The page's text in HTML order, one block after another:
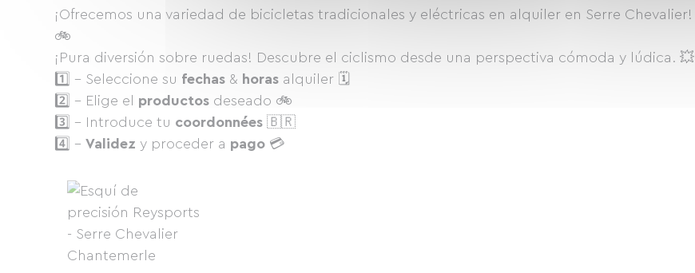
¡Ofrecemos una variedad de bicicletas tradicionales y eléctricas en alquiler en Serre Chevalier!
🚲
¡Pura diversión sobre ruedas! Descubre el ciclismo desde una perspectiva cómoda y lúdica. 💥
1️⃣ - Seleccione su fechas & horas alquiler 🗓
2️⃣ - Elige el productos deseado 🚲
3️⃣ - Introduce tu coordonnées 🇧🇷
4️⃣ - Validez y proceder a pago 💳